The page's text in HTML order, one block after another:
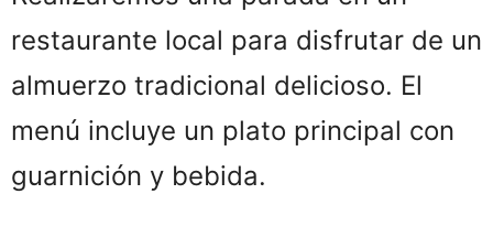
restaurante local para disfrutar de un
almuerzo tradicional delicioso. El
menú incluye un plato principal con
guarnición y bebida.